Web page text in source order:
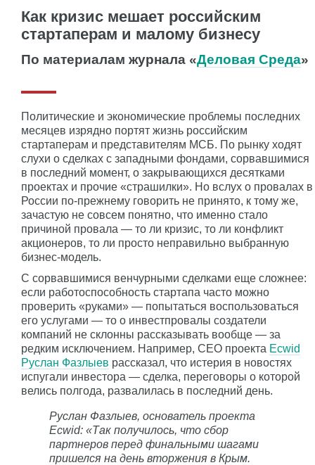
Как кризис мешает российским
стартаперам и малому бизнесу
По материалам журнала «Деловая Среда»
Политические и экономические проблемы последних
месяцев изрядно портят жизнь российским
стартаперам и представителям МСБ. По рынку ходят
слухи о сделках с западными фондами, сорвавшимися
в последний момент, о закрывающихся десятками
проектах и прочие «страшилки». Но вслух о провалах в
России по-прежнему говорить не принято, к тому же,
зачастую не совсем понятно, что именно стало
причиной провала — то ли кризис, то ли конфликт
акционеров, то ли просто неправильно выбранную
бизнес-модель.
С сорвавшимися венчурными сделками еще сложнее:
если работоспособность стартапа часто можно
проверить «руками» — попытаться воспользоваться
его услугами — то о инвестпровалы создатели
компаний не склонны рассказывать вообще — за
редким исключением. Например, CEO проекта Ecwid
Руслан Фазлыев рассказал, что истерия в новостях
испугали инвестора — сделка, переговоры о которой
велись полгода, развалилась в последний день.
Руслан Фазлыев, основатель проекта
Ecwid: «Так получилось, что сбор
партнеров перед финальными шагами
пришелся на день вторжения в Крым.